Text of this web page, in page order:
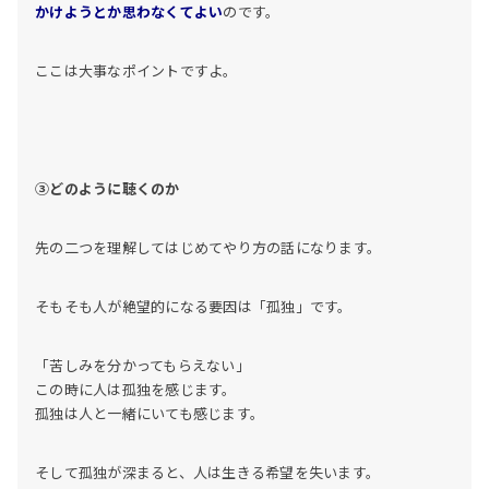
かけようとか思わなくてよいのです。
ここは大事なポイントですよ。
③どのように聴くのか
先の二つを理解してはじめてやり方の話になります。
そもそも人が絶望的になる要因は「孤独」です。
「苦しみを分かってもらえない」
この時に人は孤独を感じます。
孤独は人と一緒にいても感じます。
そして孤独が深まると、人は生きる希望を失います。